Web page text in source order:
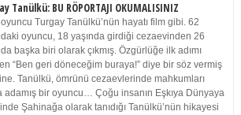
Tanülkü: BU RÖPORTAJI OKUMALISINIZ
Turgay Tanülkü’nün hayatı film gibi. 62
oyuncu, 18 yaşında girdiği cezaevinden 26
başka biri olarak çıkmış. Özgürlüğe ilk adımı
“Ben geri döneceğim buraya!” diye bir söz vermiş
Tanülkü, ömrünü cezaevlerinde mahkumları
bir oyuncu… Çoğu insanın Eşkıya Dünyaya
Şahinağa olarak tanıdığı Tanülkü’nün hikayesi